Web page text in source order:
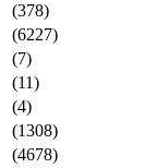
(378)
(6227)
(7)
(11)
(4)
(1308)
(4678)